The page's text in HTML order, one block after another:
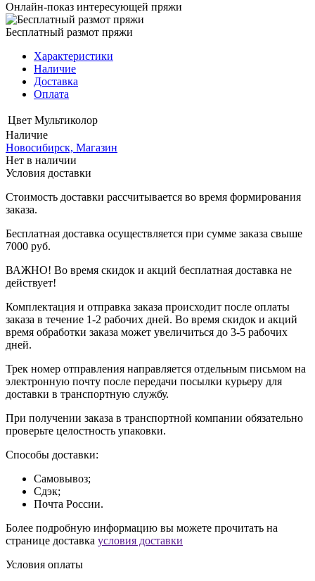
Онлайн-показ интересующей пряжи
Бесплатный размот пряжи
Характеристики
Наличие
Доставка
Оплата
Цвет Мультиколор
Наличие
Новосибирск, Магазин
Нет в наличии
Условия доставки
Стоимость доставки рассчитывается во время формирования
заказа.
Бесплатная доставка осуществляется при сумме заказа свыше
7000 руб.
ВАЖНО! Во время скидок и акций бесплатная доставка не
действует!
Комплектация и отправка заказа происходит после оплаты
заказа в течение 1-2 рабочих дней. Во время скидок и акций
время обработки заказа может увеличиться до 3-5 рабочих
дней.
Трек номер отправления направляется отдельным письмом на
электронную почту после передачи посылки курьеру для
доставки в транспортную службу.
При получении заказа в транспортной компании обязательно
проверьте целостность упаковки.
Способы доставки:
Самовывоз;
Сдэк;
Почта России.
Более подробную информацию вы можете прочитать на
странице доставка условия доставки
Условия оплаты